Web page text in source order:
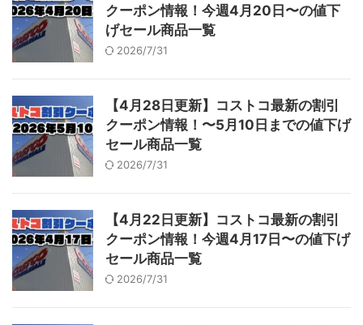
クーポン情報！今週4月20日〜の値下
げセール商品一覧
2026/7/31
【4月28日更新】コストコ最新の割引
クーポン情報！〜5月10日までの値下げ
セール商品一覧
2026/7/31
【4月22日更新】コストコ最新の割引
クーポン情報！今週4月17日〜の値下げ
セール商品一覧
2026/7/31